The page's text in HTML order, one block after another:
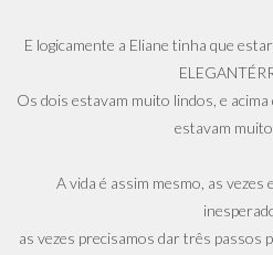
E logicamente a Eliane tinha que
Os dois estavam muito lindos, e
estavam
A vida é assim mesmo, as
as vezes precisamos dar três passos